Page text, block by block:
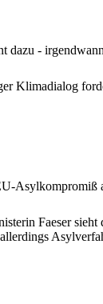
dazu -
Klimadialog
Asylkompromiß
Faeser